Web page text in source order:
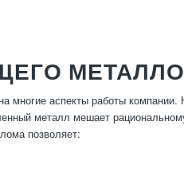
аспекты работы компании.
металл мешает
позволяет: